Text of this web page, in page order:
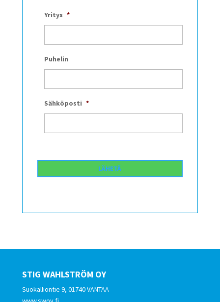
Yritys *
Puhelin
Sähköposti *
STIG WAHLSTRÖM OY
Suokalliontie 9, 01740 VANTAA